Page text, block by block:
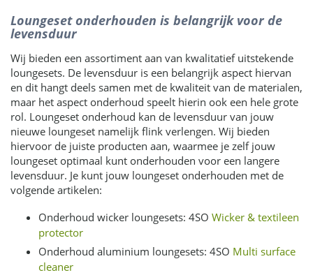
Loungeset onderhouden is belangrijk voor de
levensduur
Wij bieden een assortiment aan van kwalitatief uitstekende
loungesets. De levensduur is een belangrijk aspect hiervan
en dit hangt deels samen met de kwaliteit van de materialen,
maar het aspect onderhoud speelt hierin ook een hele grote
rol. Loungeset onderhoud kan de levensduur van jouw
nieuwe loungeset namelijk flink verlengen. Wij bieden
hiervoor de juiste producten aan, waarmee je zelf jouw
loungeset optimaal kunt onderhouden voor een langere
levensduur. Je kunt jouw loungeset onderhouden met de
volgende artikelen:
Onderhoud wicker loungesets: 4SO Wicker & textileen
protector
Onderhoud aluminium loungesets: 4SO Multi surface
cleaner